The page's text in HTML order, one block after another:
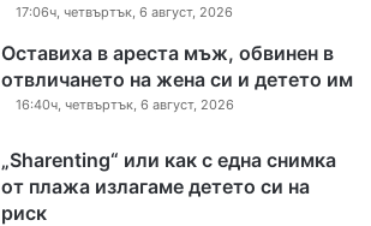
17:06ч, четвъртък, 6 август, 2026
Оставиха в ареста мъж, обвинен в
отвличането на жена си и детето им
16:40ч, четвъртък, 6 август, 2026
„Sharenting“ или как с една снимка
от плажа излагаме детето си на
риск